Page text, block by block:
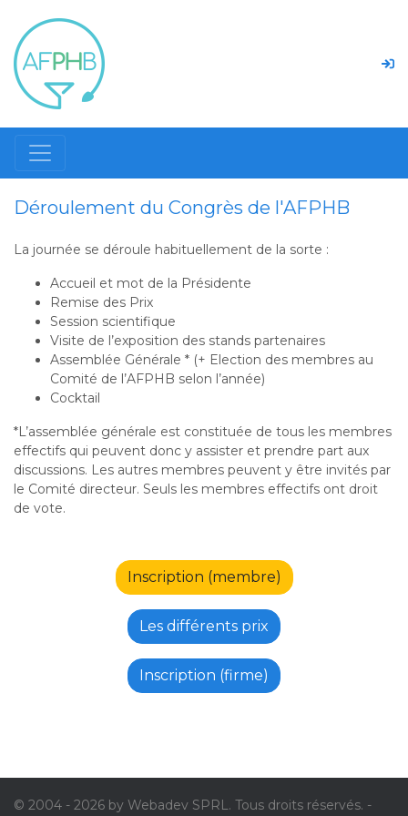
Déroulement du Congrès de l'AFPHB
La journée se déroule habituellement de la sorte :
Accueil et mot de la Présidente
Remise des Prix
Session scientifique
Visite de l’exposition des stands partenaires
Assemblée Générale * (+ Election des membres au
Comité de l’AFPHB selon l’année)
Cocktail
*L’assemblée générale est constituée de tous les membres
effectifs qui peuvent donc y assister et prendre part aux
discussions. Les autres membres peuvent y être invités par
le Comité directeur. Seuls les membres effectifs ont droit
de vote.
Inscription (membre)
Les différents prix
Inscription (firme)
© 2004 - 2026 by Webadev SPRL. Tous droits réservés. -